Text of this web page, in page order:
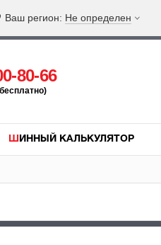
Ваш регион: Не определен
80-66
ШИННЫЙ КАЛЬКУЛЯТОР